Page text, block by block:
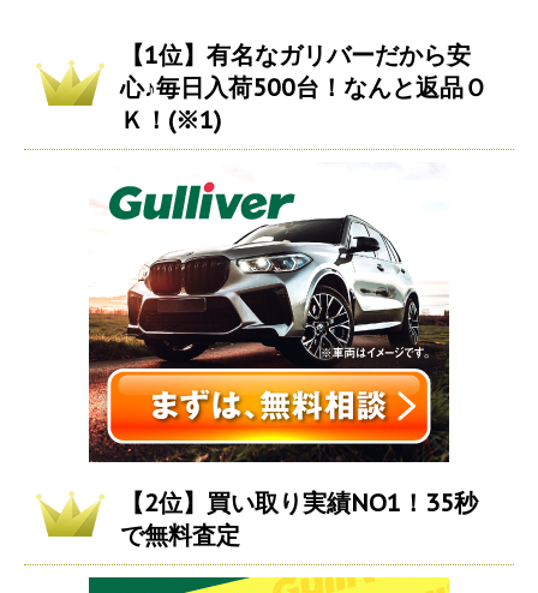
【1位】有名なガリバーだから安
心♪毎日入荷500台！なんと返品Ｏ
Ｋ！(※1)
【2位】買い取り実績NO1！35秒
で無料査定